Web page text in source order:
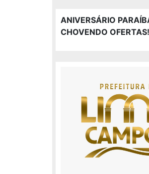
ANIVERSÁRIO
CHOVENDO OFERTAS!